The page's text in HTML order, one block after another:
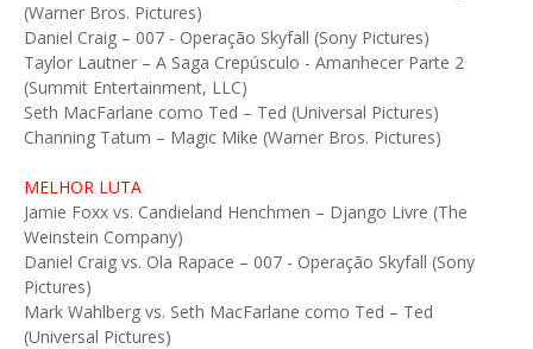
(Warner Bros. Pictures)
Daniel Craig – 007 - Operação Skyfall (Sony Pictures)
Taylor Lautner – A Saga Crepúsculo - Amanhecer Parte 2
(Summit Entertainment, LLC)
Seth MacFarlane como Ted – Ted (Universal Pictures)
Channing Tatum – Magic Mike (Warner Bros. Pictures)
MELHOR LUTA
Jamie Foxx vs. Candieland Henchmen – Django Livre (The
Weinstein Company)
Daniel Craig vs. Ola Rapace – 007 - Operação Skyfall (Sony
Pictures)
Mark Wahlberg vs. Seth MacFarlane como Ted – Ted
(Universal Pictures)